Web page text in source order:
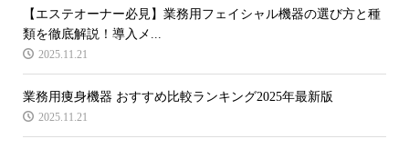
【エステオーナー必見】業務用フェイシャル機器の選び方と種
類を徹底解説！導入メ...
2025.11.21
業務用痩身機器 おすすめ比較ランキング2025年最新版
2025.11.21